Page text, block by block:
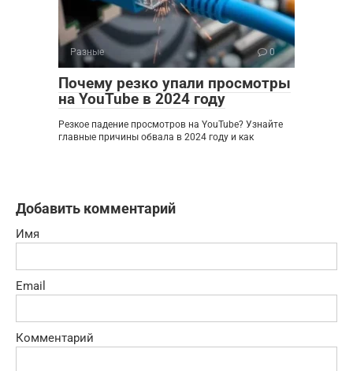
Разные 0
Почему резко упали просмотры
на YouTube в 2024 году
Резкое падение просмотров на YouTube? Узнайте
главные причины обвала в 2024 году и как
Добавить комментарий
Имя
Email
Комментарий